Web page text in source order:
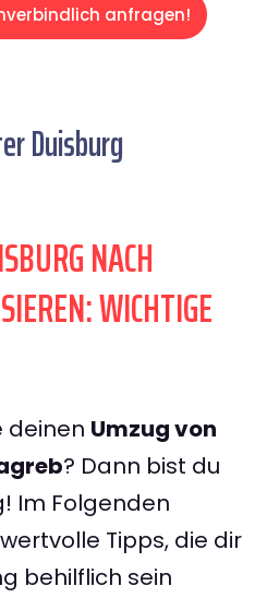
anfragen!
Duisburg
NACH
WICHTIGE
deinen Umzug von
? Dann bist du
Im Folgenden
Tipps, die dir
behilflich sein